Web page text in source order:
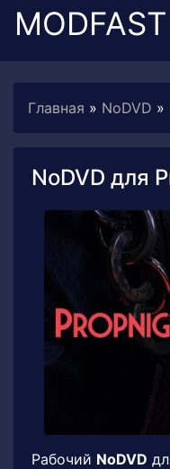
MODFAST
Главная » NoDVD »
NoDVD для
Рабочий NoDVD